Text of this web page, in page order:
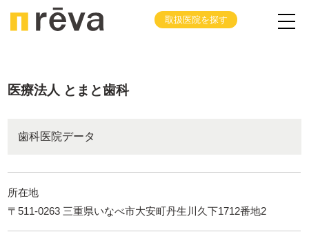
取扱医院を探す
医療法人 とまと歯科
歯科医院データ
所在地
〒511-0263 三重県いなべ市大安町丹生川久下1712番地2